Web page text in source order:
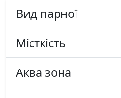
Вид парної
Місткість
Аква зона